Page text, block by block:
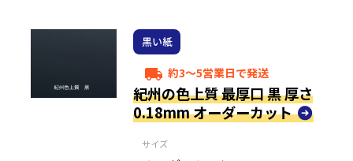
黒い紙
local_shipping 約3～5営業日で発送
紀州の色上質 最厚口 黒 厚さ
0.18mm オーダーカット
サイズ